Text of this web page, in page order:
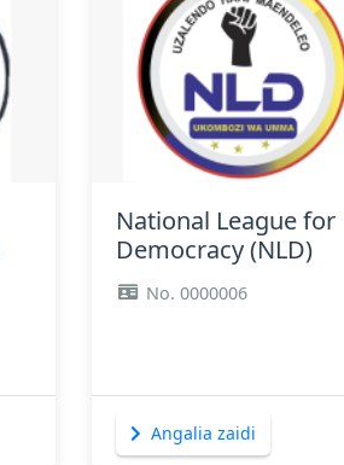
Angalia zaidi
National League for
Democracy (NLD)
No. 0000006
Angalia zaidi